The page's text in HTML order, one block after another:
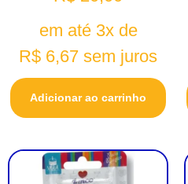
em até 3x de
R$ 6,67 sem juros
Adicionar ao carrinho